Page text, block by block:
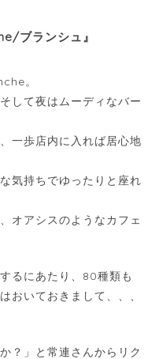
ブランシュ』
。
して夜はムーディなバー
一歩店内に入れば居心地
気持ちでゆったりと座れ
オアシスのようなカフェ
るにあたり、80種類も
おいておきまして、、、
？」と常連さんからリク